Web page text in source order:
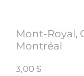
Mont-Royal,
Montréal
3,00 $Prix